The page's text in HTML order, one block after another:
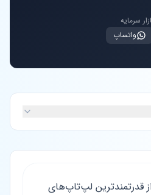
سرمایه
واتساپ
یکی از قدرتمندترین لپ‌تاپ‌های